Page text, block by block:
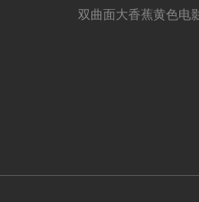
双曲面大香蕉黄色电